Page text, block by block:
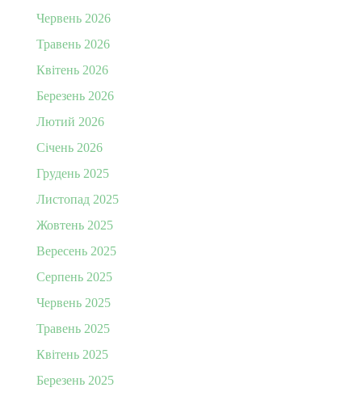
Червень 2026
Травень 2026
Квітень 2026
Березень 2026
Лютий 2026
Січень 2026
Грудень 2025
Листопад 2025
Жовтень 2025
Вересень 2025
Серпень 2025
Червень 2025
Травень 2025
Квітень 2025
Березень 2025